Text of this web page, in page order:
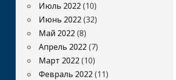
Июль 2022 (10)
Июнь 2022 (32)
Май 2022 (8)
Апрель 2022 (7)
Март 2022 (10)
Февраль 2022 (11)